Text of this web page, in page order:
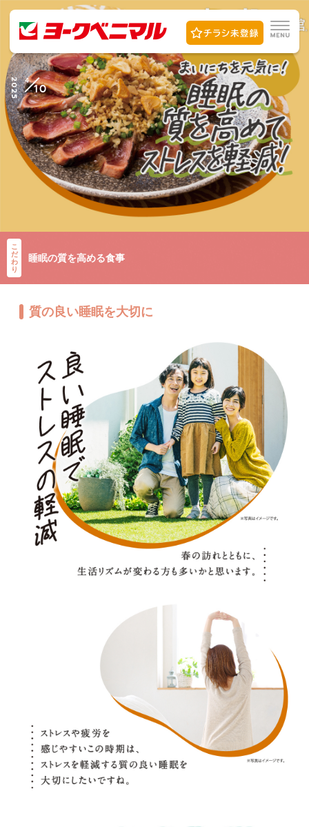
2025 4
10
こ
だ
わ
り
睡眠の質を高める食事
質の良い睡眠を大切に